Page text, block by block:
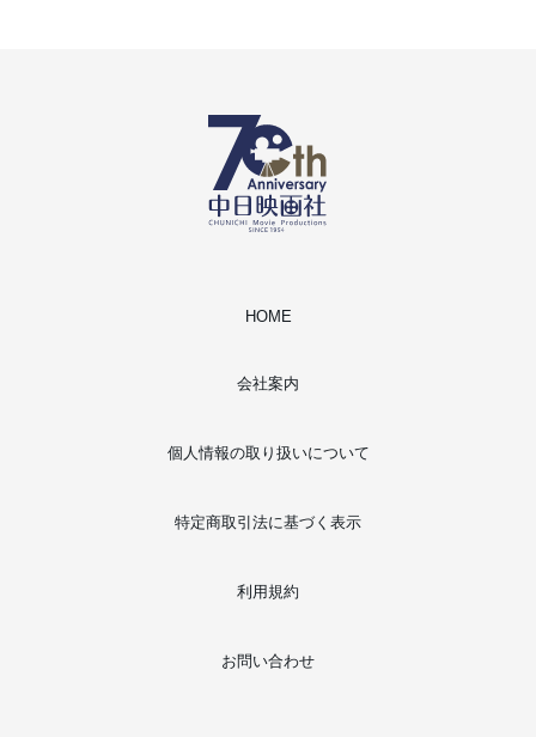
HOME
会社案内
個人情報の取り扱いについて
特定商取引法に基づく表示
利用規約
お問い合わせ